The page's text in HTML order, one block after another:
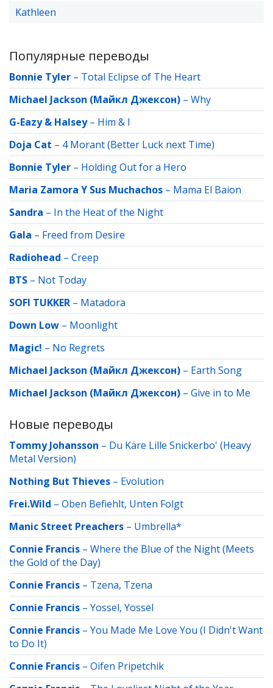
Kathleen
Популярные переводы
Bonnie Tyler – Total Eclipse of The Heart
Michael Jackson (Майкл Джексон) – Why
G-Eazy & Halsey– Him & I
Doja Cat – 4 Morant (Better Luck next Time)
Bonnie Tyler – Holding Out for a Hero
Maria Zamora Y Sus Muchachos – Mama El Baion
Sandra – In the Heat of the Night
Gala – Freed from Desire
Radiohead – Creep
BTS – Not Today
SOFI TUKKER – Matadora
Down Low – Moonlight
Magic! – No Regrets
Michael Jackson (Майкл Джексон) – Earth Song
Michael Jackson (Майкл Джексон) – Give in to Me
Новые переводы
Tommy Johansson – Du Käre Lille Snickerbo' (Heavy
Metal Version)
Nothing But Thieves – Evolution
Frei.Wild – Oben Befiehlt, Unten Folgt
Manic Street Preachers – Umbrella*
Connie Francis – Where the Blue of the Night (Meets
the Gold of the Day)
Connie Francis – Tzena, Tzena
Connie Francis – Yossel, Yossel
Connie Francis – You Made Me Love You (I Didn't Want
to Do It)
Connie Francis – Oifen Pripetchik